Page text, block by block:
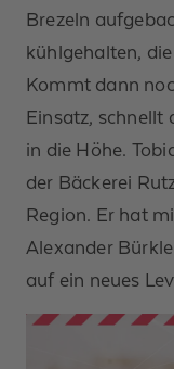
Brezeln
kühlgehalten,
Kommt dann
Einsatz, schnellt
in die Höhe.
der Bäckerei
Region. Er hat
Alexander
auf ein neues